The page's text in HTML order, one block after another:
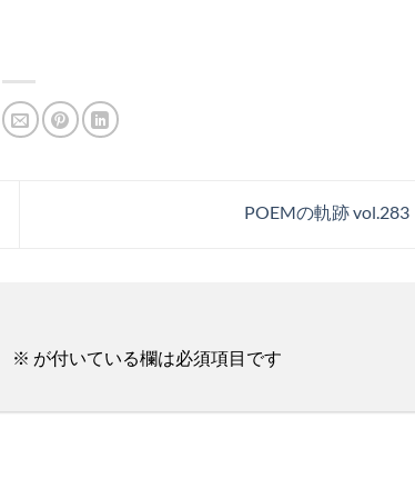
POEMの軌跡 vol.283
※ が付いている欄は必須項目です